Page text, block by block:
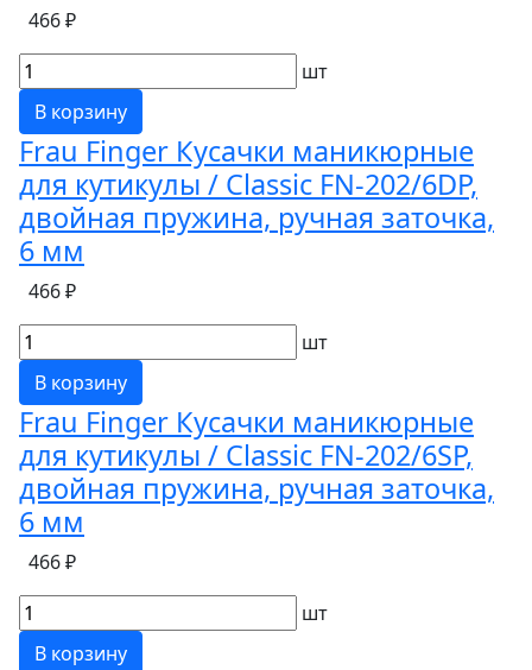
466 ₽
шт
В корзину
Frau Finger Кусачки маникюрные
для кутикулы / Classic FN-202/6DP,
двойная пружина, ручная заточка,
6 мм
466 ₽
шт
В корзину
Frau Finger Кусачки маникюрные
для кутикулы / Classic FN-202/6SP,
двойная пружина, ручная заточка,
6 мм
466 ₽
шт
В корзину